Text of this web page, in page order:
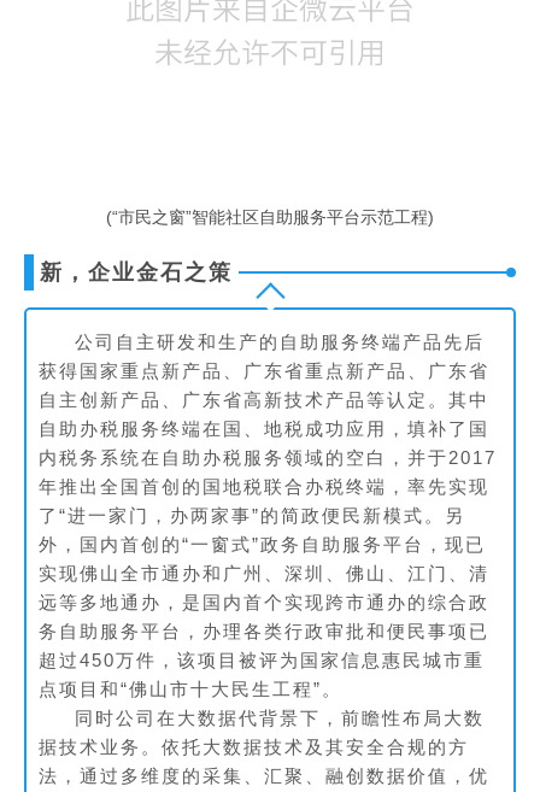
(“市民之窗”智能社区自助服务平台示范工程)
新，企业金石之策
公司自主研发和生产的自助服务终端产品先后
获得国家重点新产品、广东省重点新产品、广东省
自主创新产品、广东省高新技术产品等认定。其中
自助办税服务终端在国、地税成功应用，填补了国
内税务系统在自助办税服务领域的空白，并于2017
年推出全国首创的国地税联合办税终端，率先实现
了“进一家门，办两家事”的简政便民新模式。另
外，国内首创的“一窗式”政务自助服务平台，现已
实现佛山全市通办和广州、深圳、佛山、江门、清
远等多地通办，是国内首个实现跨市通办的综合政
务自助服务平台，办理各类行政审批和便民事项已
超过450万件，该项目被评为国家信息惠民城市重
点项目和“佛山市十大民生工程”。
同时公司在大数据代背景下，前瞻性布局大数
据技术业务。依托大数据技术及其安全合规的方
法，通过多维度的采集、汇聚、融创数据价值，优